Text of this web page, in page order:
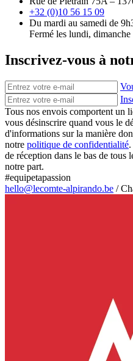
+32 (0)10 56 15 09
Du mardi au samedi de
Fermé les lundi, dimanche
Inscrivez-vous à
Tous nos envois comportent un
vous désinscrire quand vous le
d'informations sur la manière
notre politique de confidentialité
de réception dans le bas de tous
notre part.
#equipetapassion
hello@lecomte-alpirando.be /